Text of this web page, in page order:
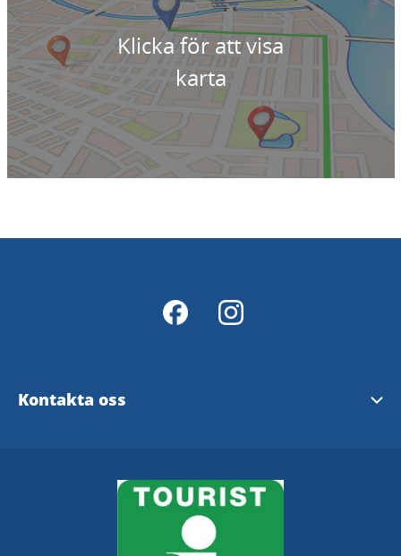
Klicka för att visa
karta
Kontakta oss